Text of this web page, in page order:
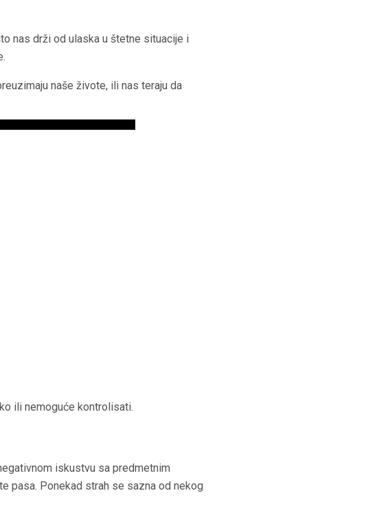
nas drži od ulaska u štetne situacije i
naše živote, ili nas teraju da
ili nemoguće kontrolisati.
iskustvu sa predmetnim
pasa. Ponekad strah se sazna od nekog